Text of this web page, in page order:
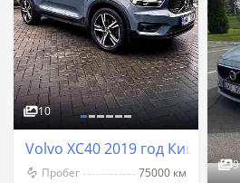
10
Volvo XC40 2019 год Кишинёв
Пробег
75000 км
9